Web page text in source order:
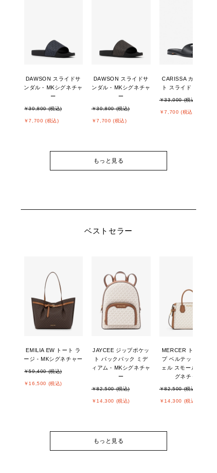
DAWSON スライドサ
ンダル - MKシグネチャ
ー
￥30,800 (税込)
￥7,700 (税込)
DAWSON スライドサ
ンダル - MKシグネチャ
ー
￥30,800 (税込)
￥7,700 (税込)
CARISSA カットアウ
ト スライド サンダル
￥33,000 (税込)
￥7,700 (税込)
もっと見る
ベストセラー
EMILIA EW トート ラ
ージ - MKシグネチャー
￥59,400 (税込)
￥16,500 (税込)
JAYCEE ジップポケッ
ト バックパック ミデ
ィアム - MKシグネチャ
ー
￥82,500 (税込)
￥14,300 (税込)
MERCER トップジッ
プ ベルテッド サッチ
ェル スモール - MKシ
グネチャー
￥82,500 (税込)
￥14,300 (税込)
もっと見る